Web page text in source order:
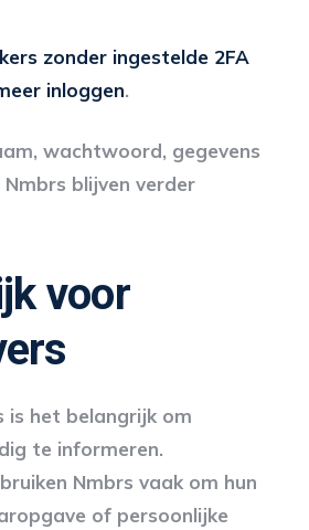
zonder ingestelde 2FA
inloggen.
wachtwoord, gegevens
blijven verder
voor
is het belangrijk om
te informeren.
Nmbrs vaak om hun
of persoonlijke